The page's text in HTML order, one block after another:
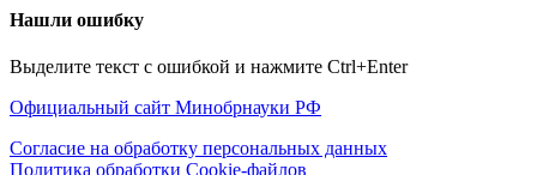
Нашли ошибку
Выделите текст с ошибкой и нажмите Ctrl+Enter
Официальный сайт Минобрнауки РФ
Согласие на обработку персональных данных
Политика обработки Cookie-файлов